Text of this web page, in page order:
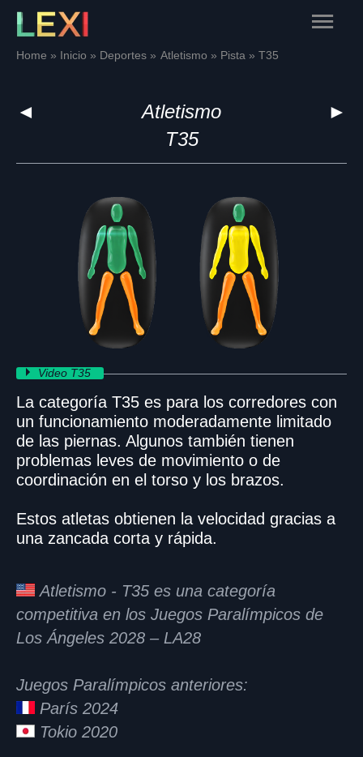
Skip
content
Main
Home Inicio Deportes Atletismo Pista T35
◄ ►
Atletismo
T35
Video T35
La categoría T35 es para los corredores con
un funcionamiento moderadamente limitado
de las piernas. Algunos también tienen
problemas leves de movimiento o de
coordinación en el torso y los brazos.
Estos atletas obtienen la velocidad gracias a
una zancada corta y rápida.
Atletismo - T35 es una categoría
competitiva en los Juegos Paralímpicos de
Los Ángeles 2028 – LA28
Juegos Paralímpicos anteriores:
París 2024
Tokio 2020